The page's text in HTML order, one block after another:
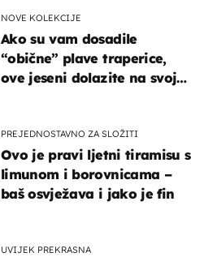
NOVE KOLEKCIJE
Ako su vam dosadile
“obične” plave traperice,
ove jeseni dolazite na svoje
PREJEDNOSTAVNO ZA SLOŽITI
Ovo je pravi ljetni tiramisu s
limunom i borovnicama –
baš osvježava i jako je fin
UVIJEK PREKRASNA